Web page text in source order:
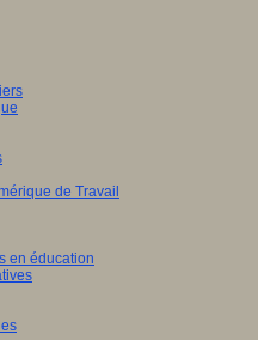
de Travail
en éducation